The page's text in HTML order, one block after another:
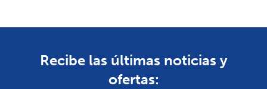
Recibe las últimas noticias y
ofertas: